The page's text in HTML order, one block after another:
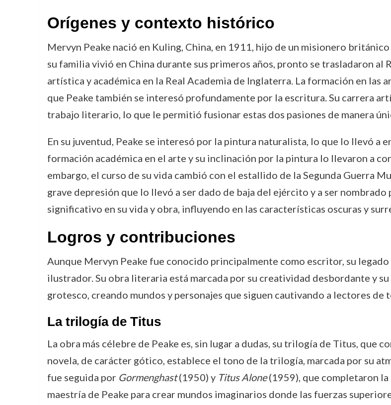
Orígenes y contexto histórico
Mervyn Peake nació en Kuling, China, en 1911, hijo de un misionero
su familia vivió en China durante sus primeros años, pronto se trasladaron
artística y académica en la Real Academia de Inglaterra. La formación en las
que Peake también se interesó profundamente por la escritura. Su carrera
trabajo literario, lo que le permitió fusionar estas dos pasiones de manera
En su juventud, Peake se interesó por la pintura naturalista, lo que lo llevó a
formación académica en el arte y su inclinación por la pintura lo llevaron a
embargo, el curso de su vida cambió con el estallido de la Segunda Guerra
grave depresión que lo llevó a ser dado de baja del ejército y a ser
significativo en su vida y obra, influyendo en las características oscuras y
Logros y contribuciones
Aunque Mervyn Peake fue conocido principalmente como escritor, su
ilustrador. Su obra literaria está marcada por su creatividad desbordante y
grotesco, creando mundos y personajes que siguen cautivando a lectores de
La trilogía de Titus
La obra más célebre de Peake es, sin lugar a dudas, su trilogía de Titus, que
novela, de carácter gótico, establece el tono de la trilogía, marcada por su
fue seguida por Gormenghast(1950) y Titus Alone(1959), que completaron la
maestría de Peake para crear mundos imaginarios donde las fuerzas